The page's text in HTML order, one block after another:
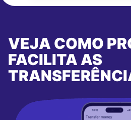
VEJA COMO
FACILITA AS